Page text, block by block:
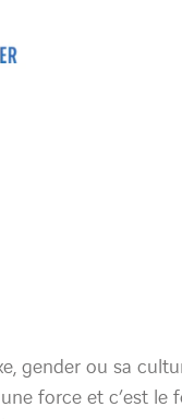
gender ou sa
force et c’est le